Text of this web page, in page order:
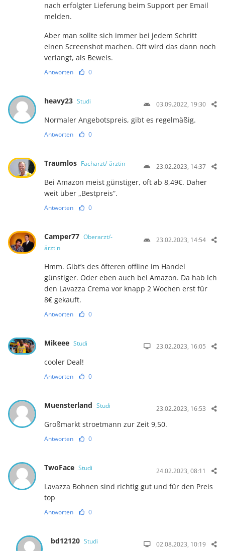
nach erfolgter Lieferung beim Support per Email
melden.
Aber man sollte sich immer bei jedem Schritt
einen Screenshot machen. Oft wird das dann noch
verlangt, als Beweis.
Antworten 0
heavy23 Studi 03.09.2022, 19:30
Normaler Angebotspreis, gibt es regelmäßig.
Antworten 0
Traumlos Facharzt/-ärztin 23.02.2023, 14:37
Bei Amazon meist günstiger, oft ab 8,49€. Daher
weit über „Bestpreis“.
Antworten 0
Camper77 Oberarzt/-
ärztin
23.02.2023, 14:54
Hmm. Gibt’s des öfteren offline im Handel
günstiger. Oder eben auch bei Amazon. Da hab ich
den Lavazza Crema vor knapp 2 Wochen erst für
8€ gekauft.
Antworten 0
Mikeee Studi 23.02.2023, 16:05
cooler Deal!
Antworten 0
Muensterland Studi 23.02.2023, 16:53
Großmarkt stroetmann zur Zeit 9,50.
Antworten 0
TwoFace Studi 24.02.2023, 08:11
Lavazza Bohnen sind richtig gut und für den Preis
top
Antworten 0
bd12120 Studi 02.08.2023, 10:19